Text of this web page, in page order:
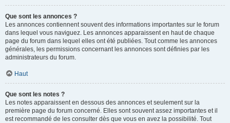
Que sont les annonces ?
Les annonces contiennent souvent des informations importantes sur le forum
dans lequel vous naviguez. Les annonces apparaissent en haut de chaque
page du forum dans lequel elles ont été publiées. Tout comme les annonces
générales, les permissions concernant les annonces sont définies par les
administrateurs du forum.
Haut
Que sont les notes ?
Les notes apparaissent en dessous des annonces et seulement sur la
première page du forum concerné. Elles sont souvent assez importantes et il
est recommandé de les consulter dès que vous en avez la possibilité. Tout